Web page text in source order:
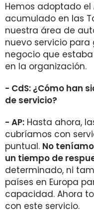
Hemos adoptado el
acumulado en las
nuestra área de
nuevo servicio para
negocio que
en la organización.
- CdS: ¿Cómo han
de servicio?
- AP: Hasta ahora,
cubríamos con
puntual. No
un tiempo de
determinado, ni
países en Europa
capacidad. Ahora
con este servicio.